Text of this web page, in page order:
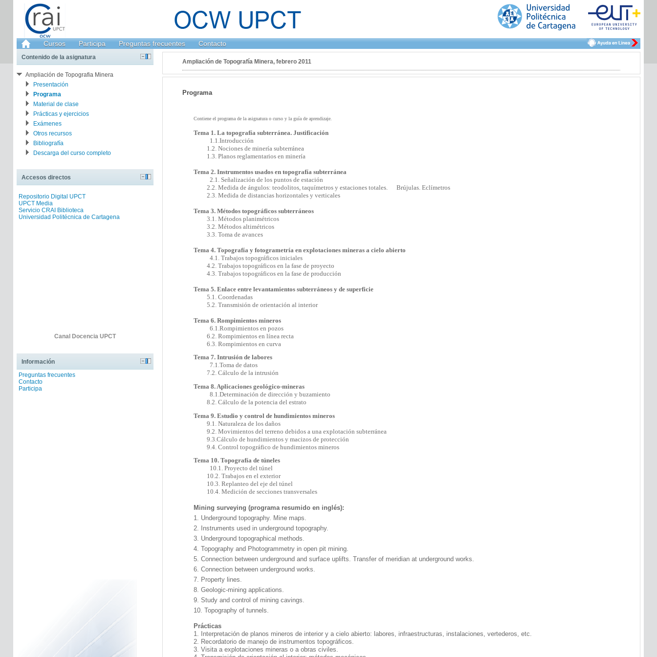
Cursos Participa Preguntas frecuentes Contacto
Ampliación de Topografía Minera, febrero 2011
Programa
Contiene el programa de la asignatura o curso y la guía de aprendizaje.
Tema 1. La topografía subterránea. Justificación
1.1.Introducción
1.2. Nociones de minería subterránea
1.3. Planos reglamentarios en minería
Tema 2. Instrumentos usados en topografía subterránea
2.1. Señalización de los puntos de estación
2.2. Medida de ángulos: teodolitos, taquímetros y estaciones totales. Brújulas. Eclímetros
2.3. Medida de distancias horizontales y verticales
Tema 3. Métodos topográficos subterráneos
3.1. Métodos planimétricos
3.2. Métodos altimétricos
3.3. Toma de avances
Tema 4. Topografía y fotogrametría en explotaciones mineras a cielo abierto
4.1. Trabajos topográficos iniciales
4.2. Trabajos topográficos en la fase de proyecto
4.3. Trabajos topográficos en la fase de producción
Tema 5. Enlace entre levantamientos subterráneos y de superficie
5.1. Coordenadas
5.2. Transmisión de orientación al interior
Tema 6. Rompimientos mineros
6.1.Rompimientos en pozos
6.2. Rompimientos en línea recta
6.3. Rompimientos en curva
Tema 7. Intrusión de labores
7.1.Toma de datos
7.2. Cálculo de la intrusión
Tema 8. Aplicaciones geológico-mineras
8.1.Determinación de dirección y buzamiento
8.2. Cálculo de la potencia del estrato
Tema 9. Estudio y control de hundimientos mineros
9.1. Naturaleza de los daños
9.2. Movimientos del terreno debidos a una explotación subterránea
9.3.Cálculo de hundimientos y macizos de protección
9.4. Control topográfico de hundimientos mineros
Tema 10. Topografía de túneles
10.1. Proyecto del túnel
10.2. Trabajos en el exterior
10.3. Replanteo del eje del túnel
10.4. Medición de secciones transversales
Mining surveying (programa resumido en inglés):
1. Underground topography. Mine maps.
2.
Instruments used in underground topography.
3. Underground topographical methods.
4. Topography and Photogrammetry in open pit mining.
5. Connection between underground and surface uplifts. Transfer of meridian at underground works.
6. Connection between underground works.
7.
Property lines.
8. Geologic-mining applications.
9. Study and control of mining cavings.
10. Topography of tunnels.
Prácticas
1. Interpretación de planos mineros de interior y a cielo abierto: labores, infraestructuras, instalaciones, vertederos, etc.
2. Recordatorio de manejo de instrumentos topográficos.
3. Visita a explotaciones mineras o a obras civiles.
Contenido de la asignatura
Ampliación de Topografia Minera
Presentación
Programa
Material de clase
Prácticas y ejercicios
Exámenes
Otros recursos
Bibliografía
Descarga del curso completo
Accesos directos
Repositorio Digital UPCT
UPCT Media
Servicio CRAI Biblioteca
Universidad Politécnica de Cartagena
Canal Docencia UPCT
Información
Preguntas frecuentes
Contacto
Participa